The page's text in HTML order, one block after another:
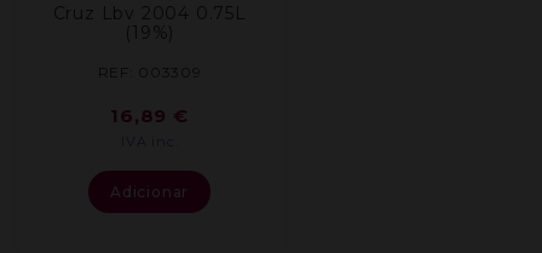
Cruz Lbv 2004 0.75L
(19%)
REF: 003309
16,89 €
Adicionar